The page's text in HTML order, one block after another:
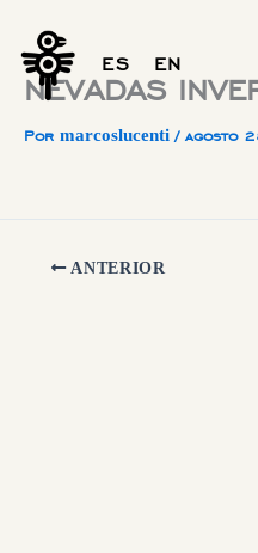
contenido
ES EN
NEVADAS
Por marcoslucenti /agosto
ANTERIOR